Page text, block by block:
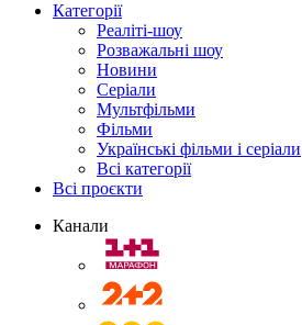
Категорії
Реаліті-шоу
Розважальні шоу
Новини
Серіали
Мультфільми
Фільми
Українські фільми і серіали
Всі категорії
Всі проєкти
Канали